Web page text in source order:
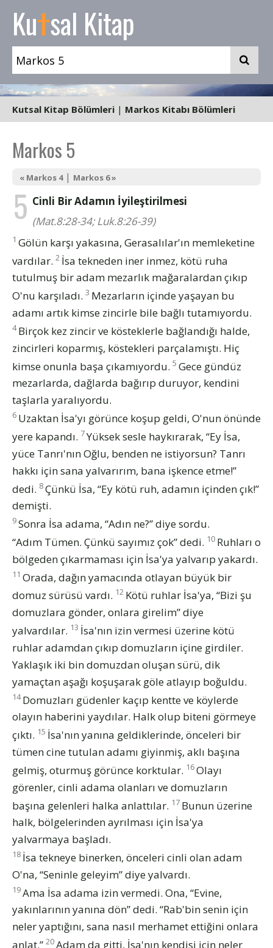
Kutsal Kitap
Kutsal Kitap Bölümleri | Markos Kitabı Bölümleri
Markos 5
« Markos 4| Markos 6 »
5 Cinli Bir Adamın İyileştirilmesi
(Mat.8:28-34; Luk.8:26-39)
1 Gölün karşı yakasına, Gerasalılar'ın memleketine
vardılar. 2 İsa tekneden iner inmez, kötü ruha
tutulmuş bir adam mezarlık mağaralardan çıkıp
O'nu karşıladı. 3 Mezarların içinde yaşayan bu
adamı artık kimse zincirle bile bağlı tutamıyordu.
4 Birçok kez zincir ve kösteklerle bağlandığı halde,
zincirleri koparmış, köstekleri parçalamıştı. Hiç
kimse onunla başa çıkamıyordu. 5 Gece gündüz
mezarlarda, dağlarda bağırıp duruyor, kendini
taşlarla yaralıyordu.
6 Uzaktan İsa'yı görünce koşup geldi, O'nun önünde
yere kapandı. 7Yüksek sesle haykırarak, “Ey İsa,
yüce Tanrı'nın Oğlu, benden ne istiyorsun? Tanrı
hakkı için sana yalvarırım, bana işkence etme!”
dedi. 8Çünkü İsa, “Ey kötü ruh, adamın içinden çık!”
demişti.
9Sonra İsa adama, “Adın ne?” diye sordu.
“Adım Tümen. Çünkü sayımız çok” dedi. 10 Ruhları o
bölgeden çıkarmaması için İsa'ya yalvarıp yakardı.
11 Orada, dağın yamacında otlayan büyük bir
domuz sürüsü vardı. 12 Kötü ruhlar İsa'ya, “Bizi şu
domuzlara gönder, onlara girelim” diye
yalvardılar. 13 İsa'nın izin vermesi üzerine kötü
ruhlar adamdan çıkıp domuzların içine girdiler.
Yaklaşık iki bin domuzdan oluşan sürü, dik
yamaçtan aşağı koşuşarak göle atlayıp boğuldu.
14 Domuzları güdenler kaçıp kentte ve köylerde
olayın haberini yaydılar. Halk olup biteni görmeye
çıktı. 15 İsa'nın yanına geldiklerinde, önceleri bir
tümen cine tutulan adamı giyinmiş, aklı başına
gelmiş, oturmuş görünce korktular. 16Olayı
görenler, cinli adama olanları ve domuzların
başına gelenleri halka anlattılar. 17 Bunun üzerine
halk, bölgelerinden ayrılması için İsa'ya
yalvarmaya başladı.
18 İsa tekneye binerken, önceleri cinli olan adam
O'na, “Seninle geleyim” diye yalvardı.
19Ama İsa adama izin vermedi. Ona, “Evine,
yakınlarının yanına dön” dedi. “Rab'bin senin için
neler yaptığını, sana nasıl merhamet ettiğini onlara
anlat.” 20Adam da gitti, İsa'nın kendisi için neler